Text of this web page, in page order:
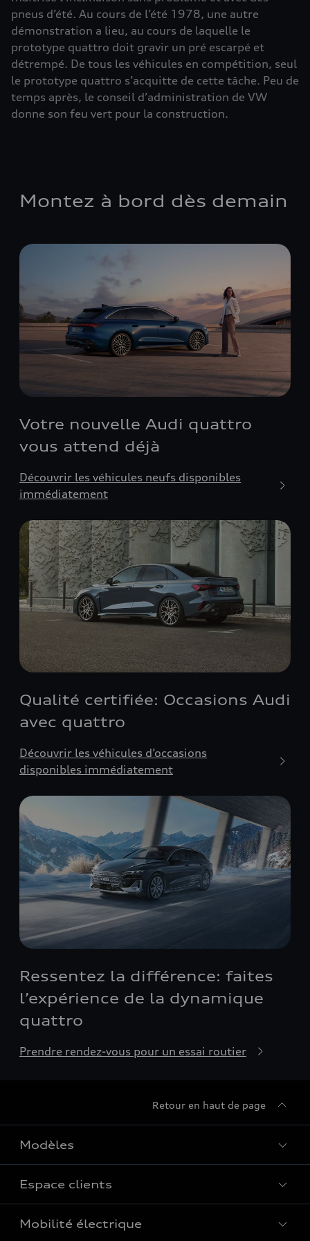
pneus d’été. Au cours de l’été 1978, une autre
démonstration a lieu, au cours de laquelle le
prototype quattro doit gravir un pré escarpé et
détrempé. De tous les véhicules en compétition, seul
le prototype quattro s’acquitte de cette tâche. Peu de
temps après, le conseil d’administration de VW
donne son feu vert pour la construction.
Montez à bord dès demain
Votre nouvelle Audi quattro
vous attend déjà
Découvrir les véhicules neufs disponibles
immédiatement
Qualité certifiée: Occasions Audi
avec quattro
Découvrir les véhicules d’occasions
disponibles immédiatement
Ressentez la différence: faites
l’expérience de la dynamique
quattro
Prendre rendez-vous pour un essai routier
Retour en haut de page
Modèles
Tous les modèles
Modèles électriques
Espace clients
Réparation et service
Mobilité électrique